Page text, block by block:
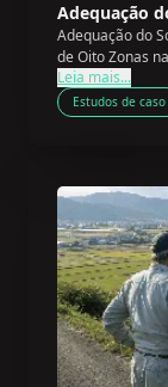
Adequação
a Indonésia
Adequação do
de Oito Zonas
Leia mais...
Estudos de caso